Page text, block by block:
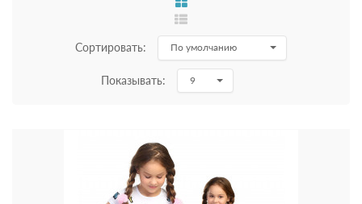
Сортировать: По умолчанию
Показывать: 9